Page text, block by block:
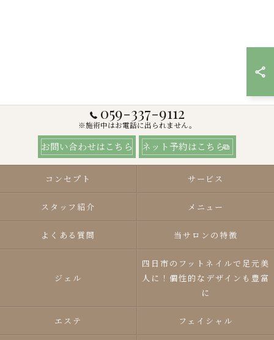
059-337-9112
※施術中はお電話に出られません。
お問い合わせはこちら ネット予約はこちら
コンセプト サービス
スタッフ紹介 メニュー
よくある質問 当サロンの特徴
ジェル
四日市のフットネイルで足元美
人に！個性的なデザインも豊富
に
エステ フェイシャル